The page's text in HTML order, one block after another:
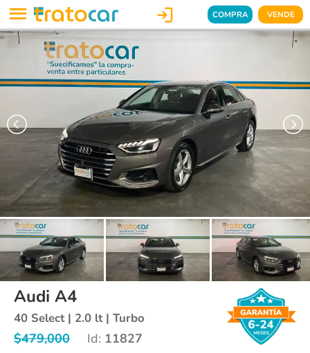
 COMPRA VENDE
Audi A4
40 Select | 2.0 lt | Turbo
$479,000 Id: 11827